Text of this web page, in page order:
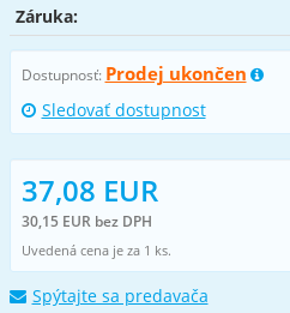
Záruka:
Dostupnosť: Prodej ukončen
Sledovať dostupnost
37,08 EUR
30,15 EUR bez DPH
Uvedená cena je za 1 ks.
Spýtajte sa predavača